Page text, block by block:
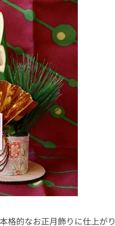
格的なお正月飾りに仕上がり